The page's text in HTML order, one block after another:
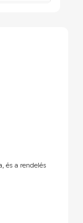
és a rendelés